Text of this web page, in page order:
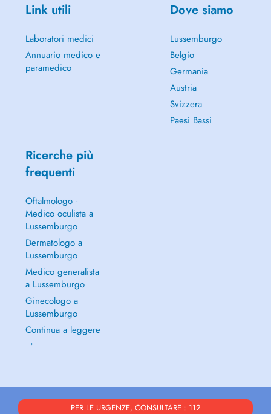
Link utili
Laboratori medici
Annuario medico e
paramedico
Dove siamo
Lussemburgo
Belgio
Germania
Austria
Svizzera
Paesi Bassi
Ricerche più
frequenti
Oftalmologo -
Medico oculista a
Lussemburgo
Dermatologo a
Lussemburgo
Medico generalista
a Lussemburgo
Ginecologo a
Lussemburgo
Continua a leggere
→
PER LE URGENZE, CONSULTARE : 112